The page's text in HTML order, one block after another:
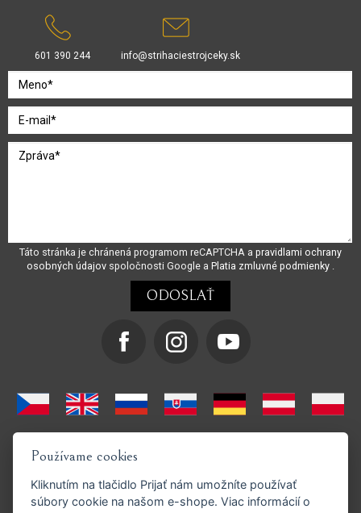
601 390 244 info@strihaciestrojceky.sk
Táto stránka je chránená programom reCAPTCHA a pravidlami ochrany
osobných údajov spoločnosti Google a Platia zmluvné podmienky .
Používame cookies
Kliknutím na tlačidlo Prijať nám umožníte používať
súbory cookie na našom e-shope. Viac informácií o